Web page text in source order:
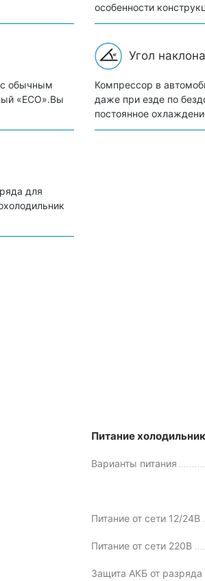
особенности
с обычным
«ECO».Вы
Угол
Компрессор в
даже при езде по
постоянное
для
Питание
Варианты питания
Питание от сети 12/24В
Питание от сети 220В
Защита АКБ от разряда